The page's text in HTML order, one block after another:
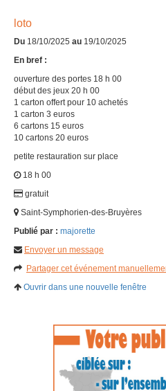
loto
Du 18/10/2025 au 19/10/2025
En bref :
ouverture des portes 18 h 00
début des jeux 20 h 00
1 carton offert pour 10 achetés
1 carton 3 euros
6 cartons 15 euros
10 cartons 20 euros
petite restauration sur place
18 h 00
gratuit
Saint-Symphorien-des-Bruyères
Publié par : majorette
Envoyer un message
Partager cet événement
Ouvrir dans une nouvelle fenêtre